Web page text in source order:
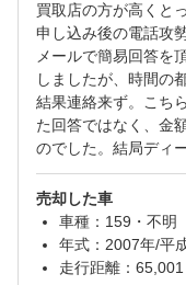
買取店の方が高くと
申し込み後の電話攻
メールで簡易回答を
しましたが、時間の
結果連絡来ず。こち
た回答ではなく、金
のでした。結局ディ
売却した車
車種：159・不明
年式：2007年/平
走行距離：